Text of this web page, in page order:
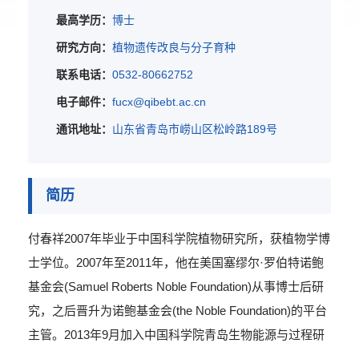
最高学历： 博士
研究方向： 植物遗传改良与分子育种
联系电话： 0532-80662752
电子邮件： fucx@qibebt.ac.cn
通讯地址： 山东省青岛市崂山区松岭路189号
简历
付春祥2007年毕业于中国科学院植物研究所，获植物学博
士学位。2007年至2011年，他在美国塞缪尔·罗伯特诺鲍
基金会(Samuel Roberts Noble Foundation)从事博士后研
究，之后晋升为诺鲍基金会(the Noble Foundation)的平台
主管。2013年9月加入中国科学院青岛生物能源与过程研